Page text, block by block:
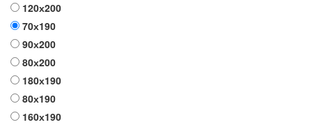
120х200
70х190
90х200
80х200
180х190
80х190
160х190